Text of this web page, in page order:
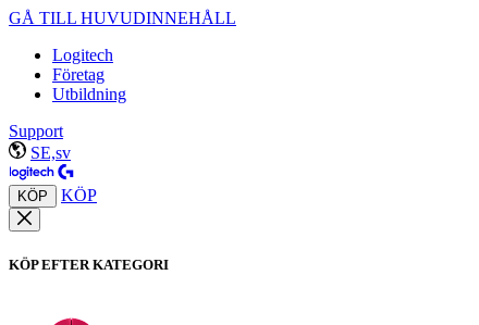
GÅ TILL HUVUDINNEHÅLL
Logitech
Företag
Utbildning
Support
SE,sv
KÖP KÖP
KÖP EFTER KATEGORI